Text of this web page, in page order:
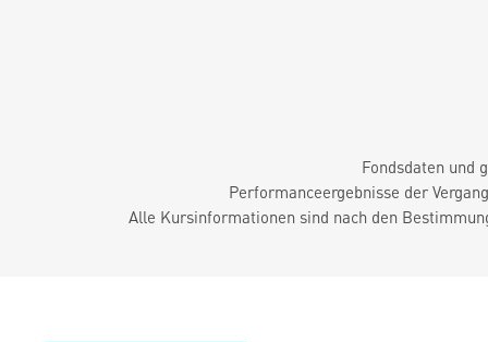
Fondsdaten und
Performanceergebnisse der
Alle Kursinformationen sind nach den